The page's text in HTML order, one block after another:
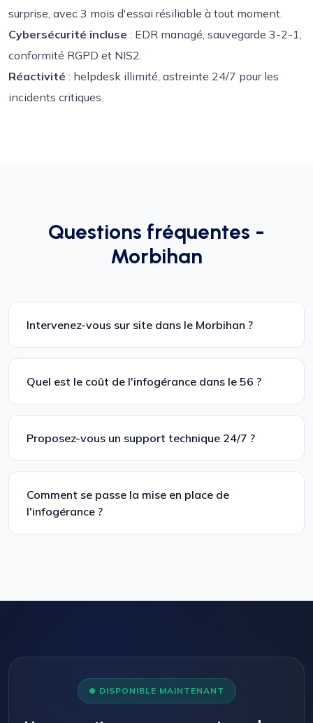
surprise, avec 3 mois d'essai résiliable à tout moment.
Cybersécurité incluse : EDR managé, sauvegarde 3-2-1,
conformité RGPD et NIS2.
Réactivité : helpdesk illimité, astreinte 24/7 pour les
incidents critiques.
Questions fréquentes -
Morbihan
Intervenez-vous sur site dans le Morbihan ?
Quel est le coût de l'infogérance dans le 56 ?
Proposez-vous un support technique 24/7 ?
Comment se passe la mise en place de
l'infogérance ?
DISPONIBLE MAINTENANT